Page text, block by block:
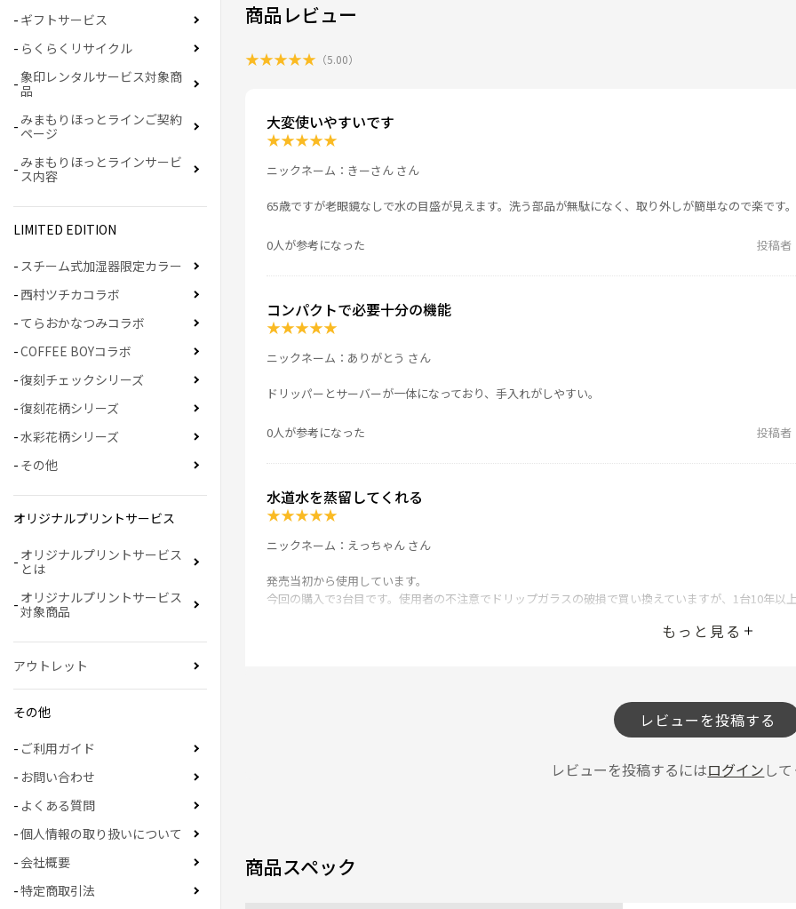
商品レビュー
★★★★★ （5.00）
大変使いやすいです
★★★★★
ニックネーム：きーさん さん
65歳ですが老眼鏡なしで水の目盛が見えます。洗う部品が無駄になく、取り外しが簡単なので楽です
0人が参考になった 投稿者
コンパクトで必要十分の機能
★★★★★
ニックネーム：ありがとう さん
ドリッパーとサーバーが一体になっており、手入れがしやすい。
0人が参考になった 投稿者
水道水を蒸留してくれる
★★★★★
ニックネーム：えっちゃん さん
発売当初から使用しています。
今回の購入で3台目です。使用者の不注意でドリップガラスの破損で買い換えていますが、1台10年以
0人が参考になった
もっと見る
レビューを投稿する
レビューを投稿するにはログイン し
商品スペック
ギフトサービス
らくらくリサイクル
象印レンタルサービス対象商
品
みまもりほっとラインご契約
ページ
みまもりほっとラインサービ
ス内容
LIMITED EDITION
スチーム式加湿器限定カラー
西村ツチカコラボ
てらおかなつみコラボ
COFFEE BOYコラボ
復刻チェックシリーズ
復刻花柄シリーズ
水彩花柄シリーズ
その他
オリジナルプリントサービス
オリジナルプリントサービス
とは
オリジナルプリントサービス
対象商品
アウトレット
その他
ご利用ガイド
お問い合わせ
よくある質問
個人情報の取り扱いについて
会社概要
特定商取引法